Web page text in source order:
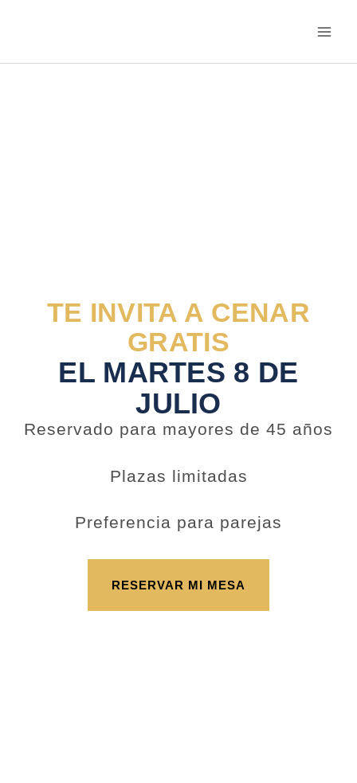
TE INVITA A CENAR
GRATIS
EL MARTES 8 DE
JULIO
Reservado para mayores de 45 años
Plazas limitadas
Preferencia para parejas
RESERVAR MI MESA